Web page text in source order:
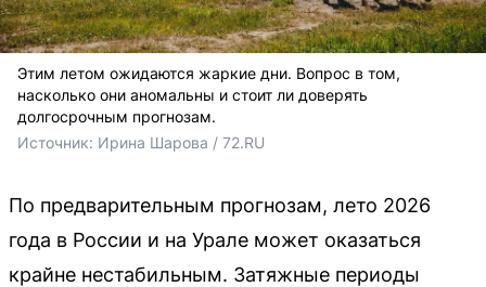
Этим летом ожидаются жаркие дни. Вопрос в том,
насколько они аномальны и стоит ли доверять
долгосрочным прогнозам.
Источник: Ирина Шарова / 72.RU
По предварительным прогнозам, лето 2026
года в России и на Урале может оказаться
крайне нестабильным. Затяжные периоды